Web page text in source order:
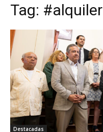
Tag: #alquiler
Destacadas